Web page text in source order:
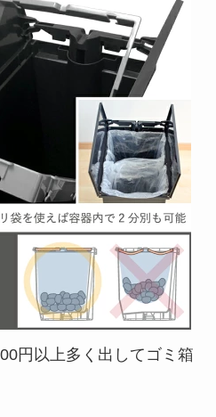
円以上多く出してゴミ箱